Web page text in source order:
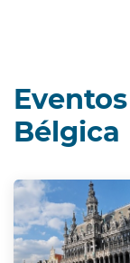
Bélgica